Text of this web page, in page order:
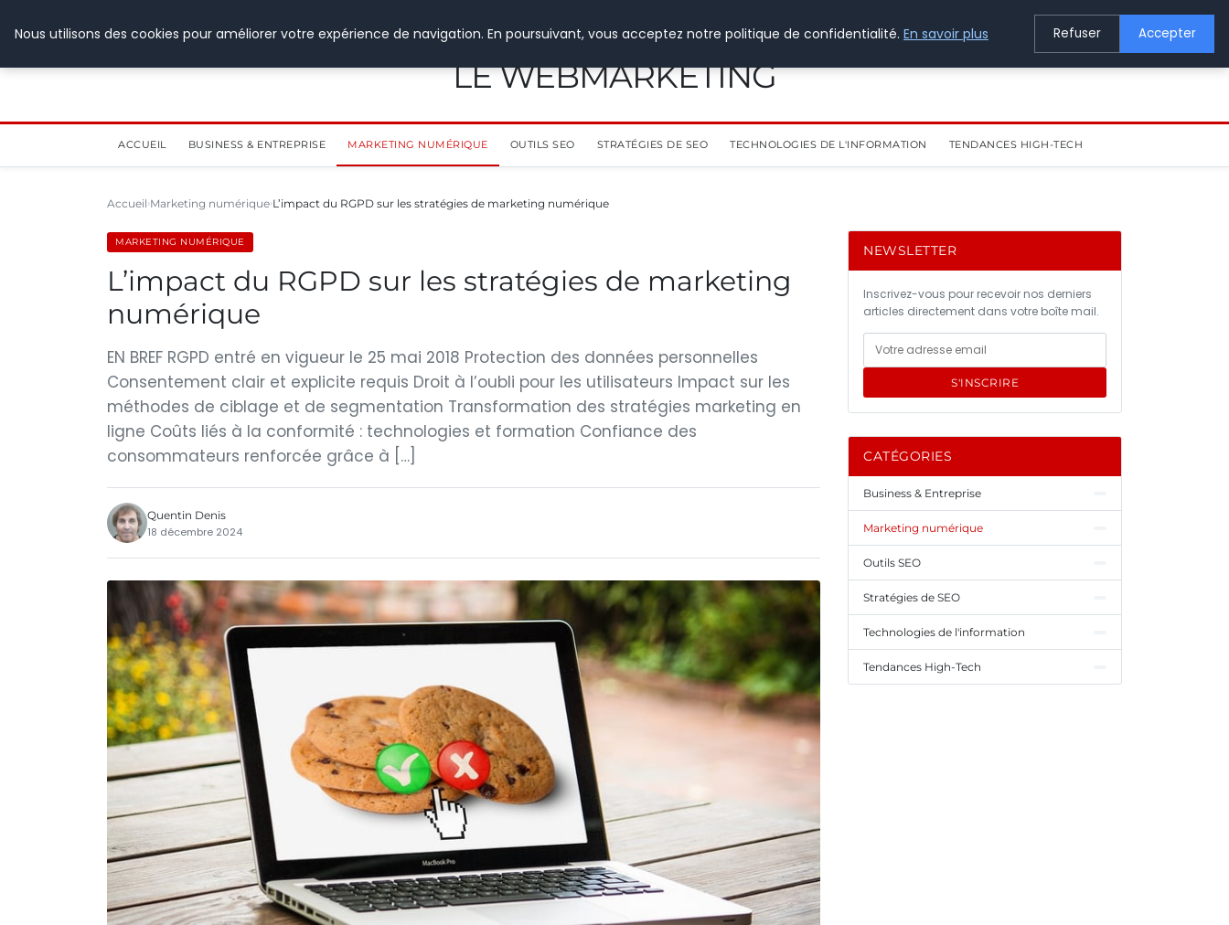
LE WEBMARKETING
ACCUEIL BUSINESS & ENTREPRISE MARKETING NUMÉRIQUE OUTILS SEO STRATÉGIES DE SEO TECHNOLOGIES DE L'INFORMATION TENDANCES HIGH-TECH
Accueil Marketing numérique L’impact du RGPD sur les stratégies de marketing numérique
MARKETING NUMÉRIQUE
L’impact du RGPD sur les stratégies de marketing
numérique
EN BREF RGPD entré en vigueur le 25 mai 2018 Protection des données personnelles
Consentement clair et explicite requis Droit à l’oubli pour les utilisateurs Impact sur les
méthodes de ciblage et de segmentation Transformation des stratégies marketing en
ligne Coûts liés à la conformité : technologies et formation Confiance des
consommateurs renforcée grâce à […]
Quentin Denis
18 décembre 2024
NEWSLETTER
Inscrivez-vous pour recevoir nos derniers
articles directement dans votre boîte mail.
S'INSCRIRE
CATÉGORIES
Business & Entreprise
Marketing numérique
Outils SEO
Stratégies de SEO
Technologies de l'information
Tendances High-Tech
Nous utilisons des cookies pour améliorer votre expérience de navigation. En poursuivant, vous acceptez notre politique de confidentialité. En savoir plus Refuser Accepter